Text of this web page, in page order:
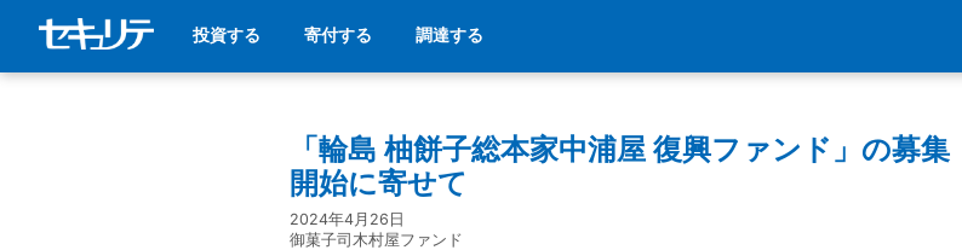
投資する 寄付する 調達する
「輪島 柚餅子総本家中浦屋 復興ファンド」の募集
開始に寄せて
2024年4月26日
御菓子司木村屋ファンド